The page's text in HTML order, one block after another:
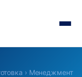
› Менеджмент